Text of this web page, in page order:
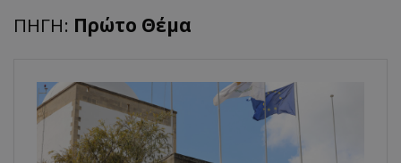
ΠΗΓΗ: Πρώτο Θέμα